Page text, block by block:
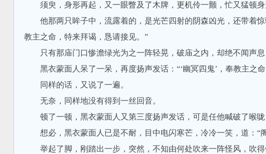
须臾，身形再起，又一眼瞥及了木牌，更机伶一颤，忙又猛顿身
他那两只眸子中，流露着的，是光芒四射的阴森凶光，还带着惊
教主之命，特来拜谒，恳请接见。”
只有那庙门口惨澹绿光为之一阵轻晃，破庙之内，却绝不闻声息
黑衣蒙面人呆了一呆，再度扬声发话：“‘幽冥四鬼’，奉教主之
同样的话，又说了一遍。
无奈，同样地没有得到一丝回音。
顿了一顿，黑衣蒙面人又第三度扬声发话，可是任他喊破了喉咙
想必，黑衣蒙面人已是不耐，目中电闪寒芒，冷冷一笑，道：“
举起了脚，刚踏出一步，突然，不知由何处吹来一阵怪风，吹得